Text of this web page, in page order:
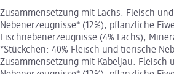
Zusammensetzung mit Lachs: Fleisch
Nebenerzeugnisse* (12%), pflanzliche
Fischnebenerzeugnisse (4% Lachs),
*Stückchen: 40% Fleisch und tierische
Zusammensetzung mit Kabeljau: Fleisch